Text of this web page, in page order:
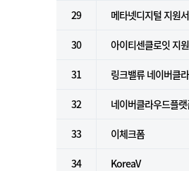
29
메타넷디지털 지원
30 아이티센클로잇 지
31 링크밸류 네이버클
32 네이버클라우드플
33 이체크폼
34 KoreaV